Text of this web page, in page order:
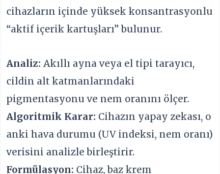
cihazların içinde yüksek konsantrasyonlu
“aktif içerik kartuşları” bulunur.
Analiz: Akıllı ayna veya el tipi tarayıcı,
cildin alt katmanlarındaki
pigmentasyonu ve nem oranını ölçer.
Algoritmik Karar: Cihazın yapay zekası, o
anki hava durumu (UV indeksi, nem oranı)
verisini analizle birleştirir.
Formülasyon: Cihaz, baz krem